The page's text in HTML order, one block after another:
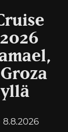
8.8.2026